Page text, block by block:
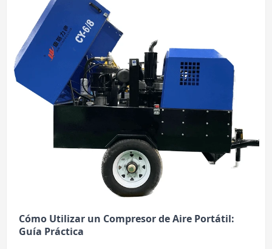
Cómo Utilizar un Compresor de Aire Portátil:
Guía Práctica